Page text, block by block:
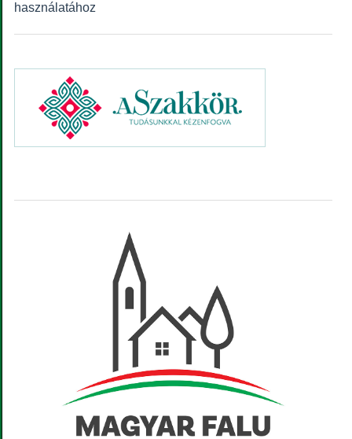
használatához